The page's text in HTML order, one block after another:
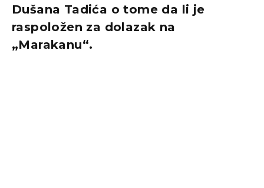
Dušana Tadića o tome da li je
raspoložen za dolazak na
„Marakanu“.